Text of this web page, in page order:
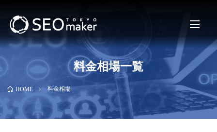
料金相場一覧
HOME 料金相場